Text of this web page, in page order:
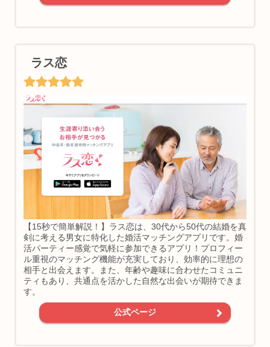
ラス恋
【15秒で簡単解説！】ラス恋は、30代から50代の結婚を真
剣に考える男女に特化した婚活マッチングアプリです。婚
活パーティー感覚で気軽に参加できるアプリ！プロフィー
ル重視のマッチング機能が充実しており、効率的に理想の
相手と出会えます。また、年齢や趣味に合わせたコミュニ
ティもあり、共通点を活かした自然な出会いが期待できま
す。
公式ページ